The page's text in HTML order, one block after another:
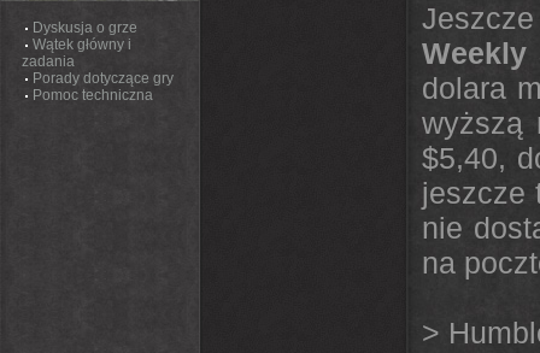
Dyskusja o grze
Wątek główny i
zadania
Porady dotyczące gry
Pomoc techniczna
Weekly
dolara
wyższą
$5,40,
jeszcze
nie
na
>